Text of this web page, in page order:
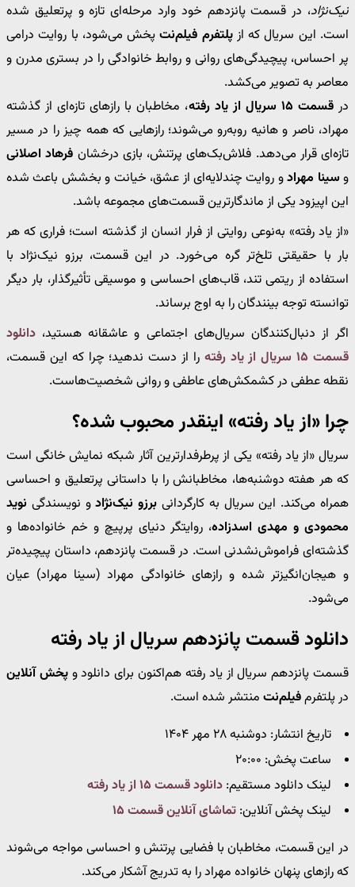
نیک‌نژاد، در قسمت پانزدهم خود وارد مرحله‌ای تازه و پرتعلیق شده
است. این سریال که ازپلتفرم فیلم‌نتپخش می‌شود، با روایت درامی
پر احساس، پیچیدگی‌های روانی و روابط خانوادگی را در بستری مدرن و
معاصر به تصویر می‌کشد.
درقسمت ۱۵ سریال از یاد رفته
، مخاطبان با رازهای تازه‌ای از گذشته
مهراد، ناصر و هانیه روبه‌رو می‌شوند؛ رازهایی که همه چیز را در مسیر
تازه‌ای قرار می‌دهد. فلاش‌بک‌های پرتنش، بازی درخشان فرهاد اصلانی
و سینا مهرادو روایت چندلایه‌ای از عشق، خیانت و بخشش باعث شده
این اپیزود یکی از ماندگارترین قسمت‌های مجموعه باشد.
«از یاد رفته» به‌نوعی روایتی از فرار انسان از گذشته است؛ فراری که هر
بار با حقیقتی تلخ‌تر گره می‌خورد. در این قسمت، برزو نیک‌نژاد با
استفاده از ریتمی تند، قاب‌های احساسی و موسیقی تأثیرگذار، بار دیگر
توانسته توجه بینندگان را به اوج برساند.
اگر از دنبال‌کنندگان سریال‌های اجتماعی و عاشقانه هستید، دانلود
قسمت ۱۵ سریال از یاد رفته
را از دست ندهید؛ چرا که این قسمت،
نقطه عطفی در کشمکش‌های عاطفی و روانی شخصیت‌هاست.
چرا «از یاد رفته» اینقدر محبوب شده؟
سریال «از یاد رفته» یکی از پرطرفدارترین آثار شبکه نمایش خانگی است
که هر هفته دوشنبه‌ها، مخاطبانش را با داستانی پرتعلیق و احساسی
همراه می‌کند. این سریال به کارگردانی برزو نیک‌نژادو نویسندگی نوید
محمودی و مهدی اسدزاده، روایتگر دنیای پرپیچ و خم خانواده‌ها و
گذشته‌ای فراموش‌نشدنی است. در قسمت پانزدهم، داستان پیچیده‌تر
و هیجان‌انگیزتر شده و رازهای خانوادگی مهراد (سینا مهراد) عیان
می‌شود.
دانلود قسمت پانزدهم سریال از یاد رفته
قسمت پانزدهم سریال از یاد رفته هم‌اکنون برای دانلود وپخش آنلاین
در پلتفرمفیلم‌نت منتشر شده است.
تاریخ انتشار: دوشنبه ۲۸ مهر ۱۴۰۴
ساعت پخش: ۲۰:۰۰
لینک دانلود مستقیم: دانلود قسمت ۱۵ از یاد رفته
لینک پخش آنلاین: تماشای آنلاین قسمت ۱۵
در این قسمت، مخاطبان با فضایی پرتنش و احساسی مواجه می‌شوند
که رازهای پنهان خانواده مهراد را به تدریج آشکار می‌کند.